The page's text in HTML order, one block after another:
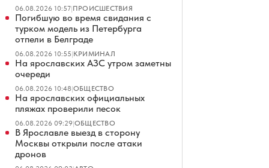
06.08.2026 10:57|ПРОИСШЕСТВИЯ
Погибшую во время свидания с
турком модель из Петербурга
отпели в Белграде
06.08.2026 10:55|КРИМИНАЛ
На ярославских АЗС утром заметны
очереди
06.08.2026 10:48|ОБЩЕСТВО
На ярославских официальных
пляжах проверили песок
06.08.2026 09:29|ОБЩЕСТВО
В Ярославле выезд в сторону
Москвы открыли после атаки
дронов